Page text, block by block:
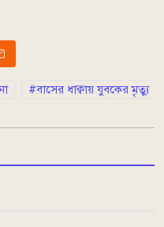
বাসের ধাক্বায় যুবকের মৃত্যু